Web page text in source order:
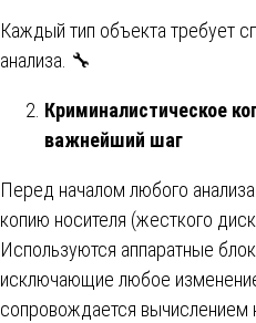
Каждый тип объекта требует
анализа. 🔧
Криминалистическое
важнейший шаг
Перед началом любого
копию носителя (жесткого
Используются аппаратные
исключающие любое
сопровождается вычислением